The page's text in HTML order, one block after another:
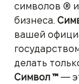
символов ®
бизнеса.
вашей
делать
Символ ™ —